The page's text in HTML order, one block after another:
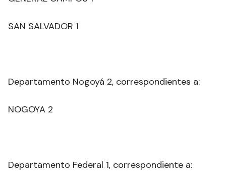
SAN SALVADOR 1
Departamento Nogoyá 2, correspondientes a:
NOGOYA 2
Departamento Federal 1, correspondiente a: